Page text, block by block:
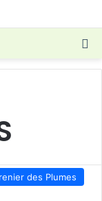
des Plumes